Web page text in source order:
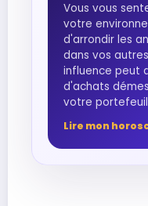
Vous vous
votre
d'arrondir les
dans vos
influence peut
d'achats
votre
Lire mon